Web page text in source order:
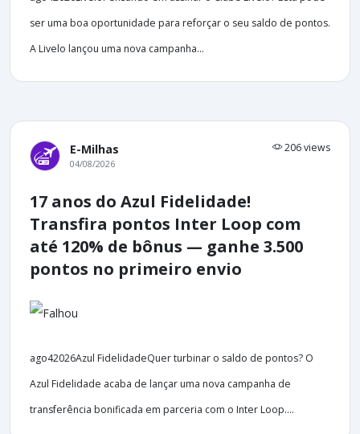
ser uma boa oportunidade para reforçar o seu saldo de pontos.
A Livelo lançou uma nova campanha...
E-Milhas 206 views
04/08/2026
17 anos do Azul Fidelidade!
Transfira pontos Inter Loop com
até 120% de bônus — ganhe 3.500
pontos no primeiro envio
ago42026Azul FidelidadeQuer turbinar o saldo de pontos? O
Azul Fidelidade acaba de lançar uma nova campanha de
transferência bonificada em parceria com o Inter Loop....